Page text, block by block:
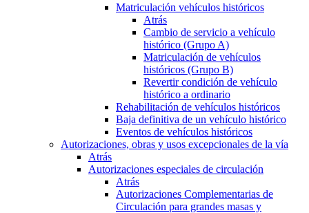
Matriculación vehículos históricos
Atrás
Cambio de servicio a vehículo
histórico (Grupo A)
Matriculación de vehículos
históricos (Grupo B)
Revertir condición de vehículo
histórico a ordinario
Rehabilitación de vehículos históricos
Baja definitiva de un vehículo histórico
Eventos de vehículos históricos
Autorizaciones, obras y usos excepcionales de la vía
Atrás
Autorizaciones especiales de circulación
Atrás
Autorizaciones Complementarias de
Circulación para grandes masas y